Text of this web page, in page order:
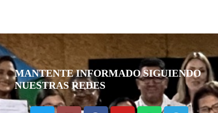
MANTENTE INFORMADO SIGUIENDO
NUESTRAS REDES